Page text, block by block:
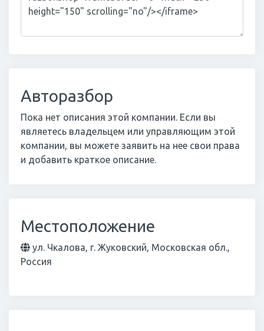
Авторазбор
Пока нет описания этой компании. Если вы
являетесь владельцем или управляющим этой
компании, вы можете заявить на нее свои права
и добавить краткое описание.
Местоположение
ул. Чкалова, г. Жуковский, Московская обл.,
Россия